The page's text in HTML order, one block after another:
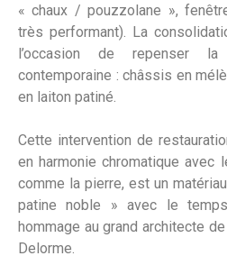
« chaux / pouzzolane »,
très performant). La
l’occasion de repenser
contemporaine : châssis en
en laiton patiné.
Cette intervention de
en harmonie chromatique avec
comme la pierre, est un
patine noble » avec le
hommage au grand architecte
Delorme.